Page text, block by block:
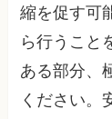
縮を促す可
ら行うこと
ある部分、
ください。